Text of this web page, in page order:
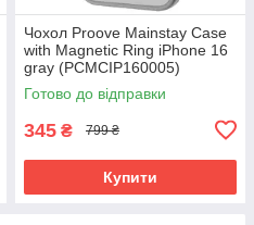
Чохол Proove Mainstay Case
with Magnetic Ring iPhone 16
gray (PCMCIP160005)
Готово до відправки
345 ₴ 799 ₴
Купити